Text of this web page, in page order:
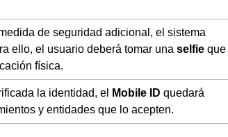
de seguridad adicional, el sistema
ello, el usuario deberá tomar una selfie que
física.
la identidad, el Mobile ID quedará
y entidades que lo acepten.